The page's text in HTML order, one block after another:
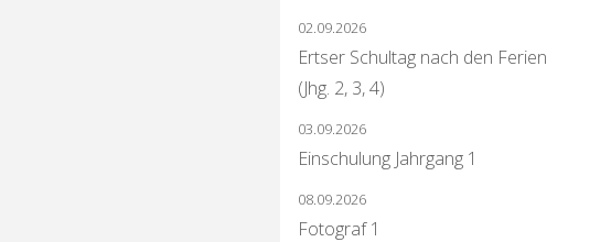
02.09.2026
Ertser Schultag nach den Ferien
(Jhg. 2, 3, 4)
03.09.2026
Einschulung Jahrgang 1
08.09.2026
Fotograf 1